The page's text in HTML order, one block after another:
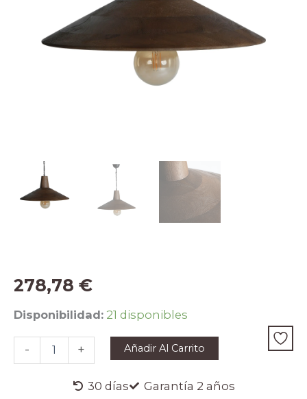
278,78 €
Disponibilidad: 21 disponibles
-
LÁMPARA
COLGAR
OPLEV
cantidad
+ Añadir Al Carrito
30 días Garantía 2 años